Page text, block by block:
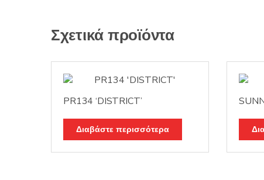
Σχετικά προϊόντα
PR134 ‘DISTRICT’
Διαβάστε περισσότερα